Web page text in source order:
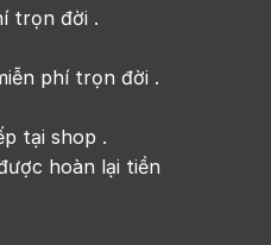
trọn đời .
phí trọn đời .
tại shop .
hoàn lại tiền